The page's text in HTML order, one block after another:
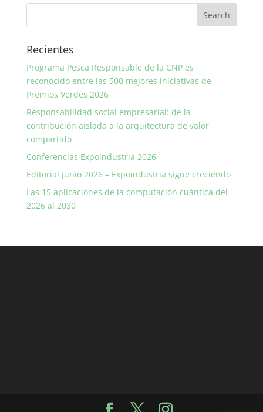
Recientes
Programa Pesca Responsable de la CNP es
reconocido entre las 500 mejores iniciativas de
Premios Verdes 2026
Responsabilidad social empresarial: de la
contribución aislada a la arquitectura de valor
compartido
Conferencias Expoindustria 2026
Editorial junio 2026 – Expoindustria sigue creciendo
Las 15 aplicaciones de la computación cuántica del
2026 al 2030